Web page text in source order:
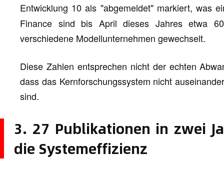
Entwicklung 10 als "abgemeldet" markiert, was
Finance sind bis April dieses Jahres etwa
verschiedene Modellunternehmen gewechselt.
Diese Zahlen entsprechen nicht der echten
dass das Kernforschungssystem nicht
sind.
3. 27 Publikationen in zwei
die Systemeffizienz